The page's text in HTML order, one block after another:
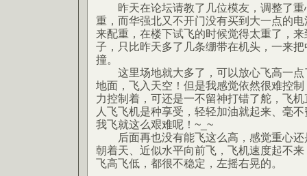
昨天在论坛请教了几位模友，调整了重
重，而华强北又不开门没有买到大一点的
来配重，在楼下试飞的时候觉得太重了，
子，只比昨天多了几条绷带在机头，一来
撞。
这里场地就大多了，可以放心飞高一点
地面，飞入天空！但是我感觉依然很难控制
力控制着，可还是一不留神打错了舵，飞
人飞飞机是种享受，轻轻加油就起来、毫
我飞就这么艰难呢！~_~
后面再也没有能飞这么高，感觉重心还
朝着天、近似水平向前飞，飞机速度起不
飞高飞低，都很不稳定，左摇右晃的。